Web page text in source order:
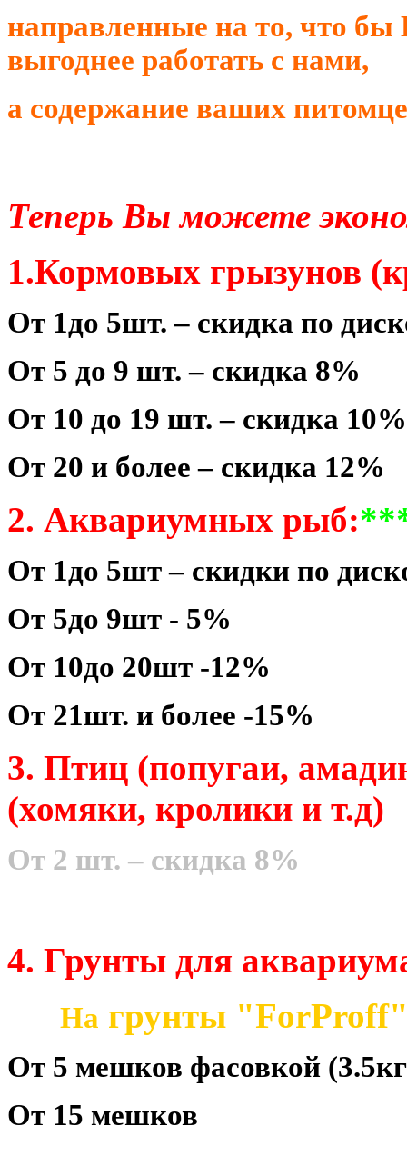
направленные на то, что
выгоднее работать с нами,
а содержание ваших
Теперь Вы можете
1.Кормовых грызунов
От 1до 5шт. – скидка по
От 5 до 9 шт. – скидка 8%
От 10 до 19 шт. – скидка 10%
От 20 и более – скидка 12%
2. Аквариумных рыб:
От 1до 5шт – скидки по
От 5до 9шт - 5%
От 10до 20шт -12%
От 21шт. и более -15%
3. Птиц (попугаи,
(хомяки, кролики и т.д)
От 2 шт. – скидка 8%
4. Грунты для
На грунты
От 5 мешков фасовкой
От 15 мешков -